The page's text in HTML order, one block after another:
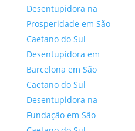
Desentupidora na
Prosperidade em São
Caetano do Sul
Desentupidora em
Barcelona em São
Caetano do Sul
Desentupidora na
Fundação em São